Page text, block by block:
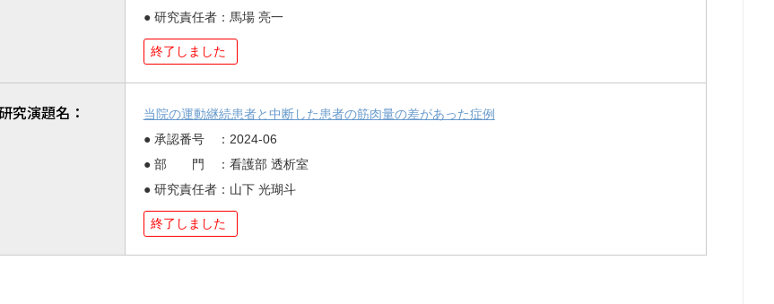
● 研究責任者：馬場 亮一
終了しました
究演題名：
当院の運動継続患者と中断した患者の筋肉量の差があった症例
● 承認番号 ：2024-06
● 部 門 ：看護部 透析室
● 研究責任者：山下 光瑚斗
終了しました